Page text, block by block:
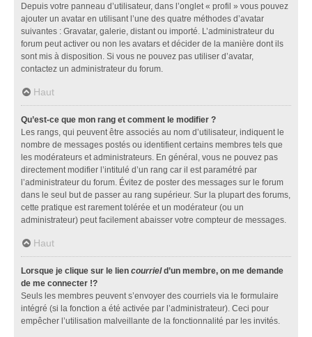
Depuis votre panneau d’utilisateur, dans l’onglet « profil » vous pouvez
ajouter un avatar en utilisant l’une des quatre méthodes d’avatar
suivantes : Gravatar, galerie, distant ou importé. L’administrateur du
forum peut activer ou non les avatars et décider de la manière dont ils
sont mis à disposition. Si vous ne pouvez pas utiliser d’avatar,
contactez un administrateur du forum.
Haut
Qu’est-ce que mon rang et comment le modifier ?
Les rangs, qui peuvent être associés au nom d’utilisateur, indiquent le
nombre de messages postés ou identifient certains membres tels que
les modérateurs et administrateurs. En général, vous ne pouvez pas
directement modifier l’intitulé d’un rang car il est paramétré par
l’administrateur du forum. Évitez de poster des messages sur le forum
dans le seul but de passer au rang supérieur. Sur la plupart des forums,
cette pratique est rarement tolérée et un modérateur (ou un
administrateur) peut facilement abaisser votre compteur de messages.
Haut
Lorsque je clique sur le lien courrield’un membre, on me demande
de me connecter !?
Seuls les membres peuvent s’envoyer des courriels via le formulaire
intégré (si la fonction a été activée par l’administrateur). Ceci pour
empêcher l’utilisation malveillante de la fonctionnalité par les invités.